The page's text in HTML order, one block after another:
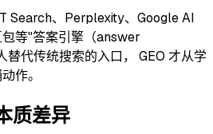
Search、Perplexity、Google AI
等"答案引擎（answer
替代传统搜索的入口， GEO 才从学
作。
质差异